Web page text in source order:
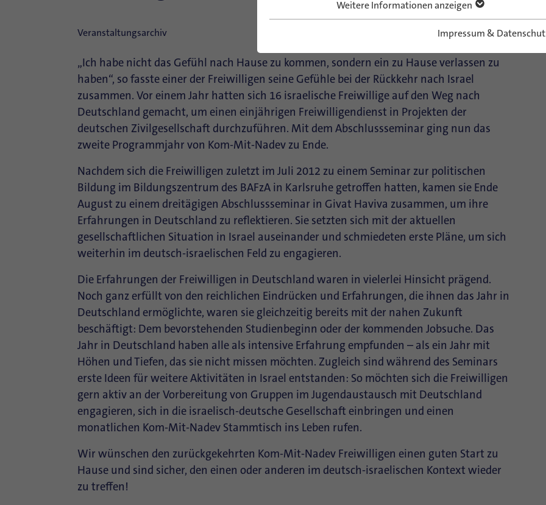
Weitere Informationen anzeigen
Impressum &
Veranstaltungsarchiv
„Ich habe nicht das Gefühl nach Hause zu kommen, sondern ein zu Hause verlassen zu
haben“, so fasste einer der Freiwilligen seine Gefühle bei der Rückkehr nach Israel
zusammen. Vor einem Jahr hatten sich 16 israelische Freiwillige auf den Weg nach
Deutschland gemacht, um einen einjährigen Freiwilligendienst in Projekten der
deutschen Zivilgesellschaft durchzuführen. Mit dem Abschlussseminar ging nun das
zweite Programmjahr von Kom-Mit-Nadev zu Ende.
Nachdem sich die Freiwilligen zuletzt im Juli 2012 zu einem Seminar zur politischen
Bildung im Bildungszentrum des BAFzA in Karlsruhe getroffen hatten, kamen sie Ende
August zu einem dreitägigen Abschlussseminar in Givat Haviva zusammen, um ihre
Erfahrungen in Deutschland zu reflektieren. Sie setzten sich mit der aktuellen
gesellschaftlichen Situation in Israel auseinander und schmiedeten erste Pläne, um sich
weiterhin im deutsch-israelischen Feld zu engagieren.
Die Erfahrungen der Freiwilligen in Deutschland waren in vielerlei Hinsicht prägend.
Noch ganz erfüllt von den reichlichen Eindrücken und Erfahrungen, die ihnen das Jahr in
Deutschland ermöglichte, waren sie gleichzeitig bereits mit der nahen Zukunft
beschäftigt: Dem bevorstehenden Studienbeginn oder der kommenden Jobsuche. Das
Jahr in Deutschland haben alle als intensive Erfahrung empfunden – als ein Jahr mit
Höhen und Tiefen, das sie nicht missen möchten. Zugleich sind während des Seminars
erste Ideen für weitere Aktivitäten in Israel entstanden: So möchten sich die Freiwilligen
gern aktiv an der Vorbereitung von Gruppen im Jugendaustausch mit Deutschland
engagieren, sich in die israelisch-deutsche Gesellschaft einbringen und einen
monatlichen Kom-Mit-Nadev Stammtisch ins Leben rufen.
Wir wünschen den zurückgekehrten Kom-Mit-Nadev Freiwilligen einen guten Start zu
Hause und sind sicher, den einen oder anderen im deutsch-israelischen Kontext wieder
zu treffen!